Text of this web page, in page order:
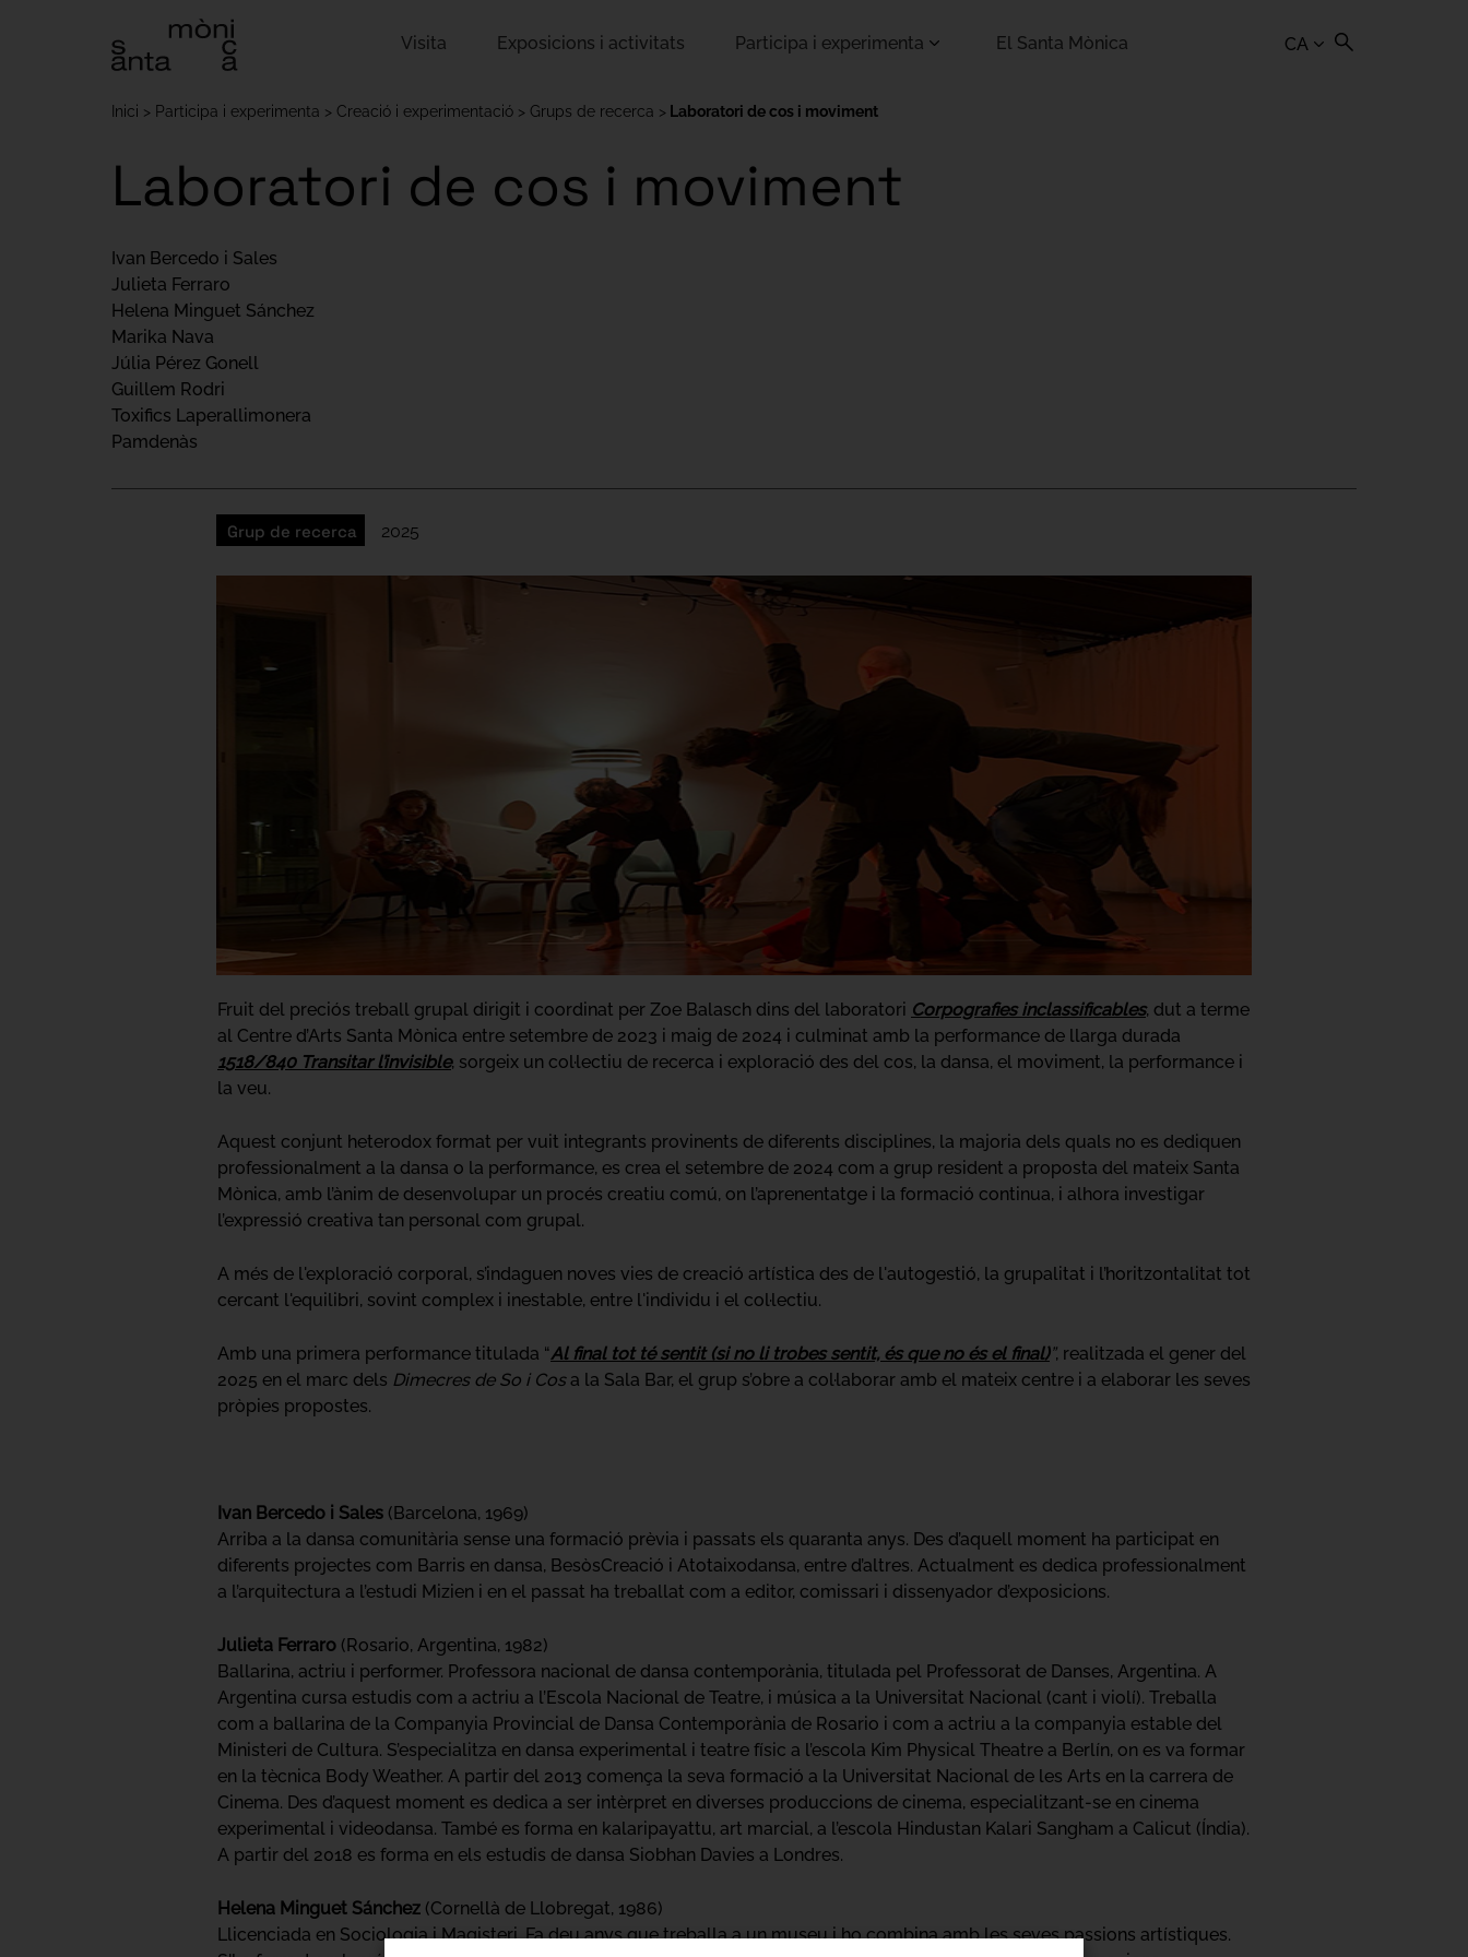
CA
Visita Exposicions i activitats Participa i experimenta El Santa Mònica
Inici Participa i experimenta Creació i experimentació Grups de recerca Laboratori de cos i moviment
Laboratori de cos i moviment
Ivan Bercedo i Sales
Julieta Ferraro
Helena Minguet Sánchez
Marika Nava
Júlia Pérez Gonell
Guillem Rodri
Toxifics Laperallimonera
Pamdenàs
Grup de recerca 2025
Fruit del preciós treball grupal dirigit i coordinat per Zoe Balasch dins del laboratori Corpografies inclassificables, dut a terme
al Centre d’Arts Santa Mònica entre setembre de 2023 i maig de 2024 i culminat amb la performance de llarga durada
1518/840 Transitar l’invisible, sorgeix un col·lectiu de recerca i exploració des del cos, la dansa, el moviment, la performance i
la veu.
Aquest conjunt heterodox format per vuit integrants provinents de diferents disciplines, la majoria dels quals no es dediquen
professionalment a la dansa o la performance, es crea el setembre de 2024 com a grup resident a proposta del mateix Santa
Mònica, amb l’ànim de desenvolupar un procés creatiu comú, on l’aprenentatge i la formació continua, i alhora investigar
l’expressió creativa tan personal com grupal.
A més de l'exploració corporal, s’indaguen noves vies de creació artística des de l'autogestió, la grupalitat i l’horitzontalitat tot
cercant l'equilibri, sovint complex i inestable, entre l'individu i el col·lectiu.
Amb una primera performance titulada “Al final tot té sentit (si no li trobes sentit, és que no és el final)”, realitzada el gener del
2025 en el marc dels Dimecres de So i Cosa la Sala Bar, el grup s’obre a col·laborar amb el mateix centre i a elaborar les seves
pròpies propostes.
Ivan Bercedo i Sales (Barcelona, 1969)
Arriba a la dansa comunitària sense una formació prèvia i passats els quaranta anys. Des d’aquell moment ha participat en
diferents projectes com Barris en dansa, BesòsCreació i Atotaixodansa, entre d’altres. Actualment es dedica professionalment
a l’arquitectura a l’estudi Mizien i en el passat ha treballat com a editor, comissari i dissenyador d’exposicions.
Julieta Ferraro (Rosario, Argentina, 1982)
Ballarina, actriu i performer. Professora nacional de dansa contemporània, titulada pel Professorat de Danses, Argentina. A
Argentina cursa estudis com a actriu a l’Escola Nacional de Teatre, i música a la Universitat Nacional (cant i violí). Treballa
com a ballarina de la Companyia Provincial de Dansa Contemporània de Rosario i com a actriu a la companyia estable del
Ministeri de Cultura. S’especialitza en dansa experimental i teatre físic a l’escola Kim Physical Theatre a Berlín, on es va formar
en la tècnica Body Weather. A partir del 2013 comença la seva formació a la Universitat Nacional de les Arts en la carrera de
Cinema. Des d’aquest moment es dedica a ser intèrpret en diverses produccions de cinema, especialitzant-se en cinema
experimental i videodansa. També es forma en kalaripayattu, art marcial, a l’escola Hindustan Kalari Sangham a Calicut (Índia).
A partir del 2018 es forma en els estudis de dansa Siobhan Davies a Londres.
Helena Minguet Sánchez (Cornellà de Llobregat, 1986)
Llicenciada en Sociologia i Magisteri. Fa deu anys que treballa a un museu i ho combina amb les seves passions artístiques.